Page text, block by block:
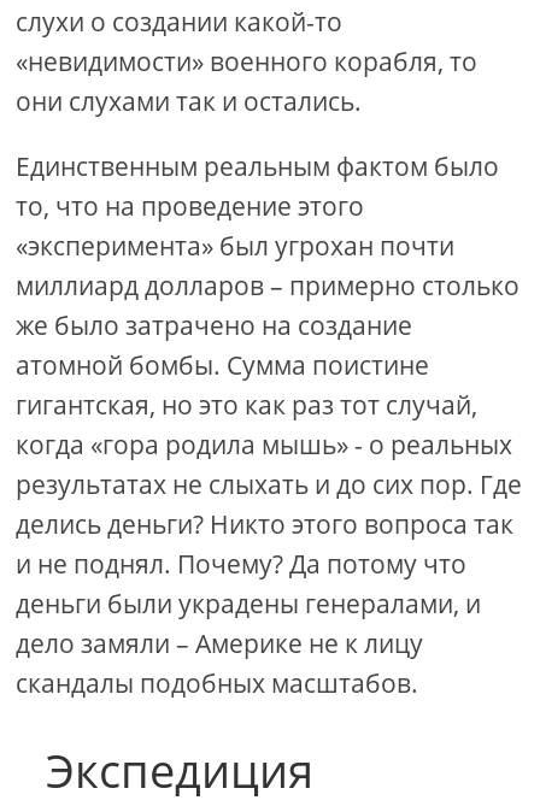
слухи о создании какой-то
«невидимости» военного корабля, то
они слухами так и остались.
Единственным реальным фактом было
то, что на проведение этого
«эксперимента» был угрохан почти
миллиард долларов – примерно столько
же было затрачено на создание
атомной бомбы. Сумма поистине
гигантская, но это как раз тот случай,
когда «гора родила мышь» - о реальных
результатах не слыхать и до сих пор. Где
делись деньги? Никто этого вопроса так
и не поднял. Почему? Да потому что
деньги были украдены генералами, и
дело замяли – Америке не к лицу
скандалы подобных масштабов.
Экспедиция